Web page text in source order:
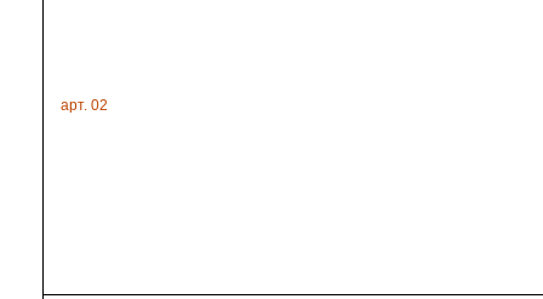
арт. 02